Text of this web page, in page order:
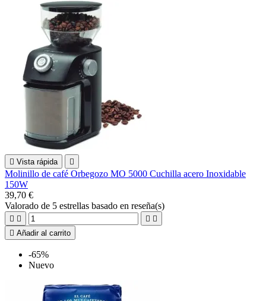
 Vista rápida 
Molinillo de café Orbegozo MO 5000 Cuchilla acero Inoxidable
150W
39,70 €
Valorado de 5 estrellas basado en reseña(s)
   
 Añadir al carrito
-65%
Nuevo